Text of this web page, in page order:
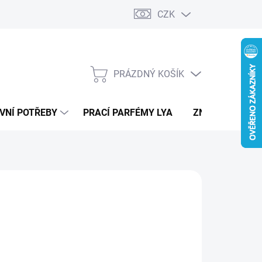
CZK
NÁKUPNÍ
PRÁZDNÝ KOŠÍK
POTŘEBY PRACÍ PARFÉMY LYA ZNAČKY